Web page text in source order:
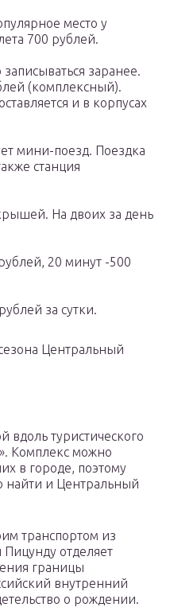
место у
700 рублей.
заранее.
(комплексный).
и в корпусах
мини-поезд. Поездка
станция
На двоих за день
20 минут -500
за сутки.
Центральный
вдоль туристического
Комплекс можно
в городе, поэтому
найти и Центральный
транспортом из
Пицунду отделяет
границы
внутренний
о рождении.